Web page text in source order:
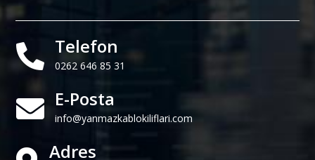
 Telefon
0262 646 85 31
 E-Posta
info@yanmazkablokiliflari.com
Adres